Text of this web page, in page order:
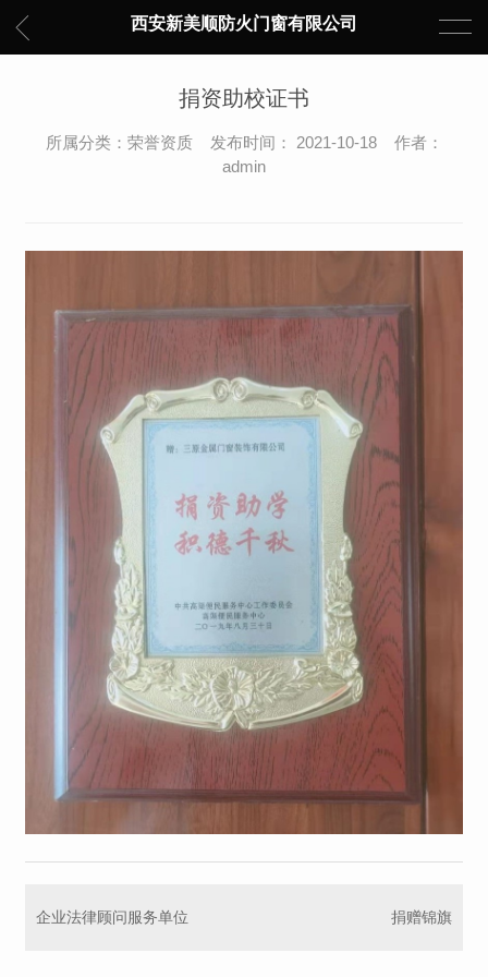
西安新美顺防火门窗有限公司
捐资助校证书
所属分类：荣誉资质 发布时间： 2021-10-18 作者：
admin
企业法律顾问服务单位 捐赠锦旗